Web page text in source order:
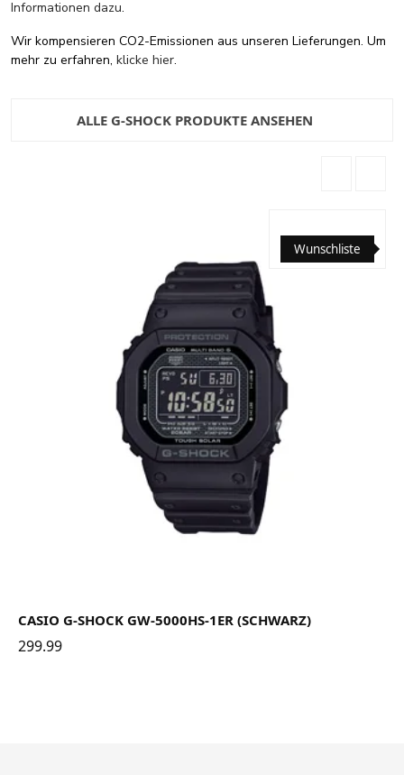
Informationen dazu.
Wir kompensieren CO2-Emissionen aus unseren Lieferungen. Um
mehr zu erfahren, klicke hier.
ALLE G-SHOCK PRODUKTE ANSEHEN
Wunschliste
CASIO G-SHOCK GW-5000HS-1ER (SCHWARZ)
299.99